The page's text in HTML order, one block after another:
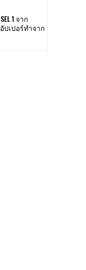
1 จาก
ปเปอร์ทำจาก